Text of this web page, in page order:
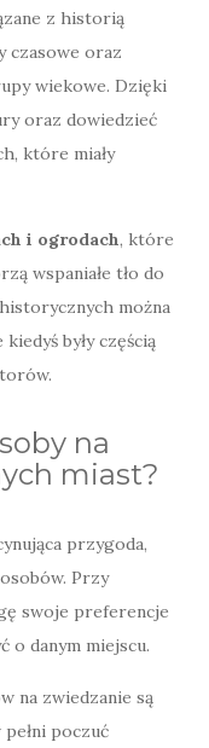
z historią
czasowe oraz
wiekowe. Dzięki
oraz dowiedzieć
które miały
i ogrodach, które
wspaniałe tło do
można
były częścią
na
miast?
przygoda,
Przy
swoje preferencje
o danym miejscu.
na zwiedzanie są
poczuć